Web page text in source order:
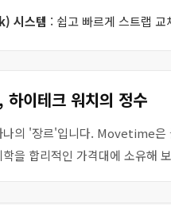
시스템 : 쉽고 빠르게 스트랩
하이테크 워치의 정수
의 '장르'입니다. Movetime은
을 합리적인 가격대에 소유해